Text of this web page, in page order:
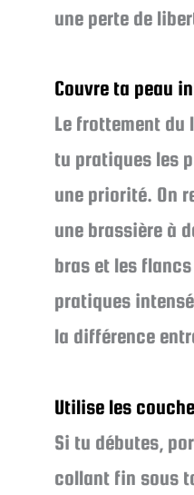
une perte de
Couvre ta peau
Le frottement du
tu pratiques les
une priorité. On
une brassière à
bras et les
pratiques
la différence
Utilise les
Si tu débutes,
collant fin sous